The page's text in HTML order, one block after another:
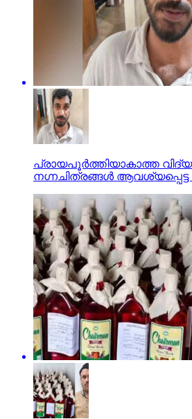
പ്രായപൂര്‍ത്തിയാകാത്ത
നഗ്നചിത്രങ്ങള്‍ ആവശ്യപ്പെട്ട